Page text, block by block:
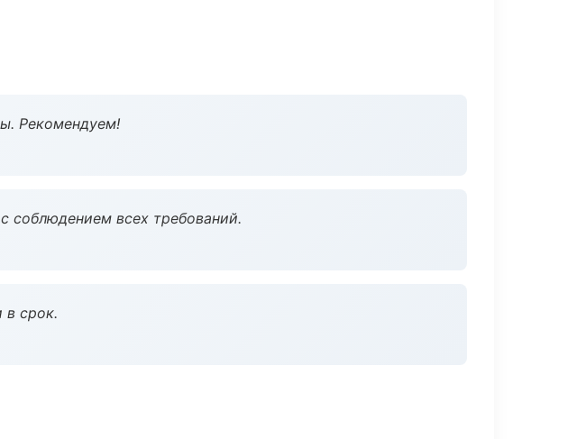
Рекомендуем!
соблюдением всех требований.
в срок.